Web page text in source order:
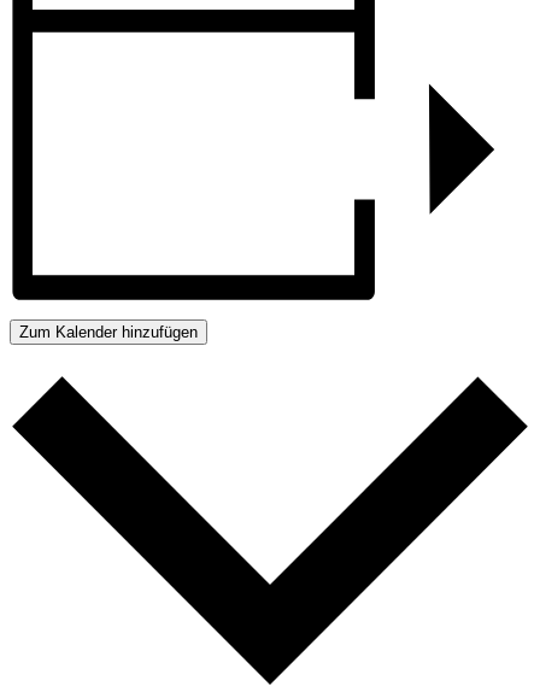
Zum Kalender hinzufügen